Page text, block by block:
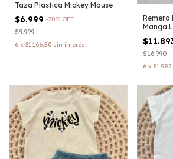
Taza Plastica Mickey Mouse
$6.999 -30% OFF
$9.999
6 x $1.166,50 sin interés
Remera
Manga
$16.990
6 x